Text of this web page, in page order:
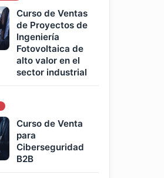
Curso de Ventas
de Proyectos de
Ingeniería
Fotovoltaica de
alto valor en el
sector industrial
Curso de Venta
para
Ciberseguridad
B2B